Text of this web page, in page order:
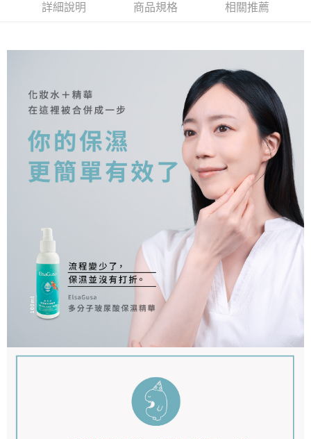
每筆NT$80，滿NT$1,500(含以上)免運費
詳細說明 商品規格 相關推薦